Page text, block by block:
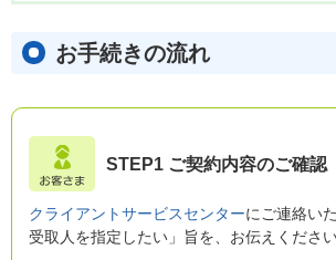
お手続きの流れ
STEP1 ご契約内容のご確認
クライアントサービスセンターにご連絡い
受取人を指定したい」旨を、お伝えください